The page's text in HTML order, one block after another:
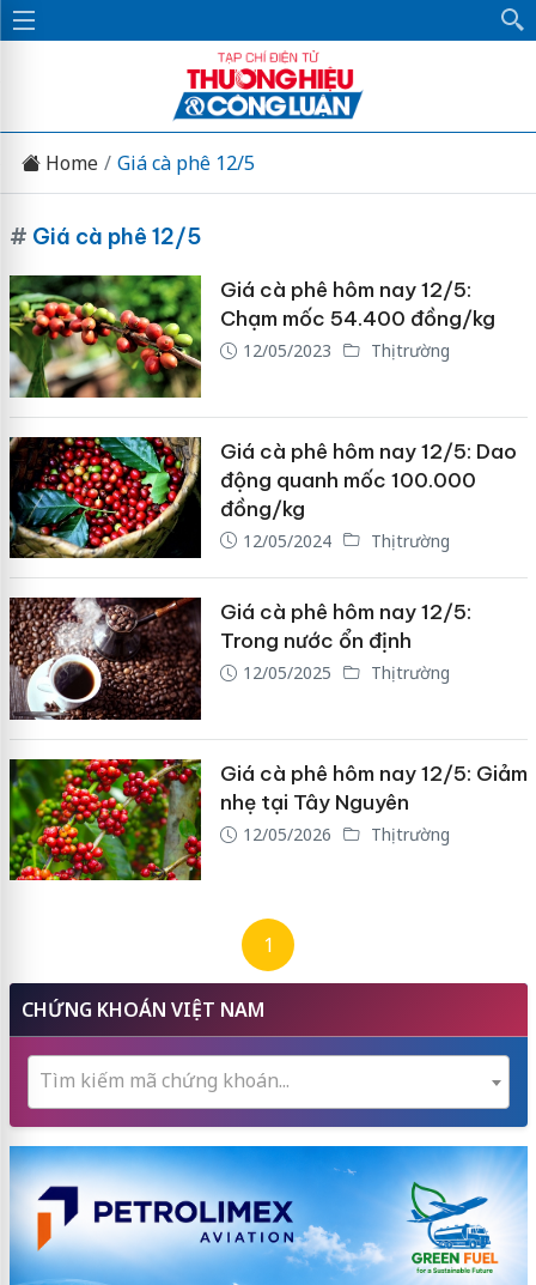
Home Giá cà phê 12/5
# Giá cà phê 12/5
Giá cà phê hôm nay 12/5:
Chạm mốc 54.400 đồng/kg
12/05/2023 Thị trường
Giá cà phê hôm nay 12/5: Dao
động quanh mốc 100.000
đồng/kg
12/05/2024 Thị trường
Giá cà phê hôm nay 12/5:
Trong nước ổn định
12/05/2025 Thị trường
Giá cà phê hôm nay 12/5: Giảm
nhẹ tại Tây Nguyên
12/05/2026 Thị trường
1
CHỨNG KHOÁN VIỆT NAM
Tìm kiếm mã chứng khoán...